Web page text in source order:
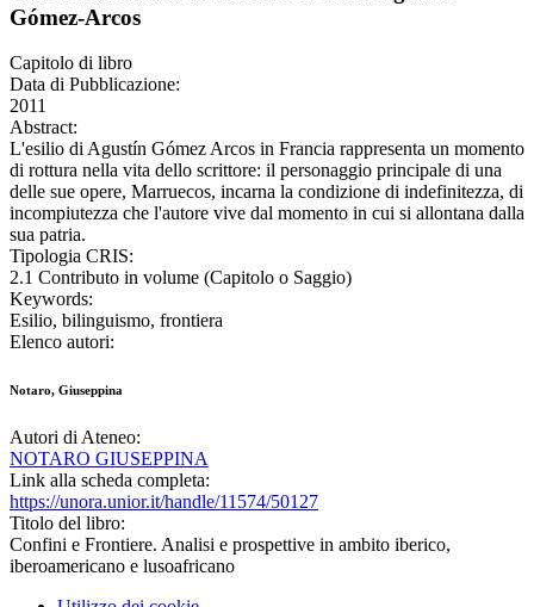
Gómez-Arcos
Capitolo di libro
Data di Pubblicazione:
2011
Abstract:
L'esilio di Agustín Gómez Arcos in Francia rappresenta un momento
di rottura nella vita dello scrittore: il personaggio principale di una
delle sue opere, Marruecos, incarna la condizione di indefinitezza, di
incompiutezza che l'autore vive dal momento in cui si allontana dalla
sua patria.
Tipologia CRIS:
2.1 Contributo in volume (Capitolo o Saggio)
Keywords:
Esilio, bilinguismo, frontiera
Elenco autori:
Notaro, Giuseppina
Autori di Ateneo:
NOTARO GIUSEPPINA
Link alla scheda completa:
https://unora.unior.it/handle/11574/50127
Titolo del libro:
Confini e Frontiere. Analisi e prospettive in ambito iberico,
iberoamericano e lusoafricano